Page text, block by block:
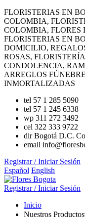
FLORISTERIAS EN
COLOMBIA,
COLOMBIA, FLORES
FLORISTERIAS EN
DOMICILIO,
ROSAS,
CONDOLENCIA,
ARREGLOS
INMORTALIZADAS
tel 57 1 285 5090
tel 57 1 245 6338
wp 311 272 3492
cel 322 333 9722
dir Bogotá D.C.
email
Registrar / Iniciar Sesión
Español English
Registrar / Iniciar Sesión
Inicio
Nuestros Productos